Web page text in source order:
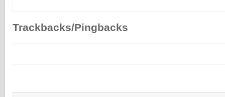
Trackbacks/Pingbacks